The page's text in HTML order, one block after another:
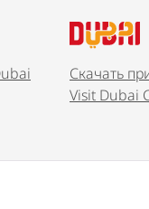
Скачать
Visit Dubai